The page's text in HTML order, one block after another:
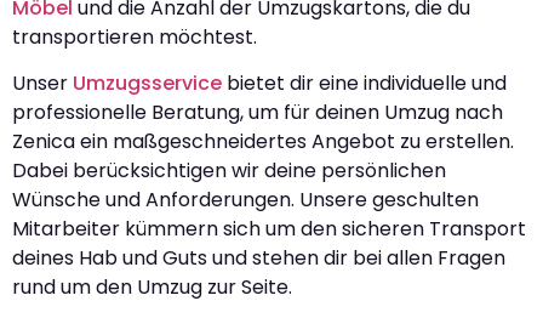
Möbel und die Anzahl der Umzugskartons, die du
transportieren möchtest.
Unser Umzugsservice bietet dir eine individuelle und
professionelle Beratung, um für deinen Umzug nach
Zenica ein maßgeschneidertes Angebot zu erstellen.
Dabei berücksichtigen wir deine persönlichen
Wünsche und Anforderungen. Unsere geschulten
Mitarbeiter kümmern sich um den sicheren Transport
deines Hab und Guts und stehen dir bei allen Fragen
rund um den Umzug zur Seite.